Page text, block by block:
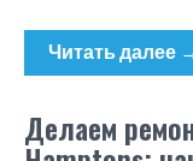
Читать далее
Делаем